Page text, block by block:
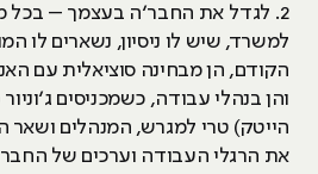
2. לגדל את החבר’ה בעצמך –
למשרד, שיש לו ניסיון, נשארים לו
הקודם, הן מבחינה סוציאלית עם
והן בנהלי עבודה, כשמכניסים
הייטק) טרי למגרש, המנהלים ושאר
את הרגלי העבודה וערכים של